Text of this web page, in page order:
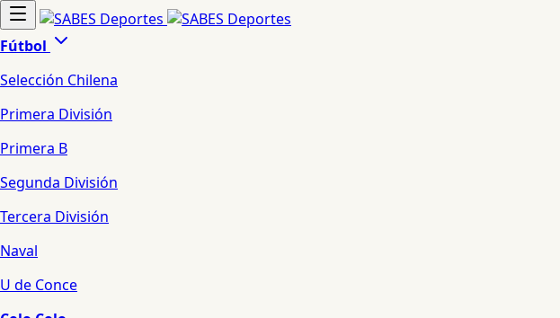
Fútbol
Selección Chilena
Primera División
Primera B
Segunda División
Tercera División
Naval
U de Conce